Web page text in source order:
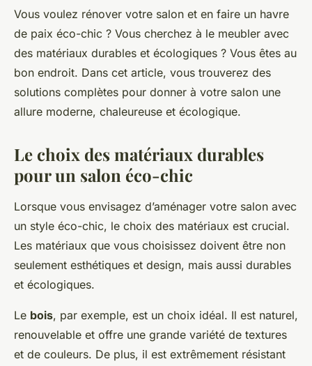
Quelles solutions pour un
salon au style Éco-Chic avec
des matériaux durables ?
Laura•12 février 2024• 6 min de lecture
Vous voulez rénover votre salon et en faire un havre
de paix éco-chic ? Vous cherchez à le meubler avec
des matériaux durables et écologiques ? Vous êtes au
bon endroit. Dans cet article, vous trouverez des
solutions complètes pour donner à votre salon une
allure moderne, chaleureuse et écologique.
Le choix des matériaux durables
pour un salon éco-chic
Lorsque vous envisagez d’aménager votre salon avec
un style éco-chic, le choix des matériaux est crucial.
Les matériaux que vous choisissez doivent être non
seulement esthétiques et design, mais aussi durables
et écologiques.
Le bois, par exemple, est un choix idéal. Il est naturel,
renouvelable et offre une grande variété de textures
et de couleurs. De plus, il est extrêmement résistant